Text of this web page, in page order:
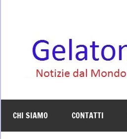
CHI SIAMO CONTATTI